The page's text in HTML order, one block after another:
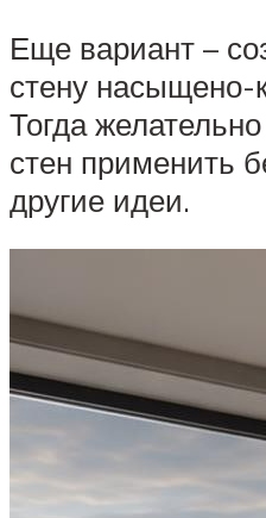
Еще вариант –
стену насыщено-
Тогда
стен применить
другие идеи.